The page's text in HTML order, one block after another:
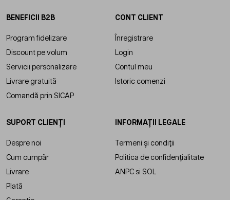
BENEFICII B2B
Program fidelizare
Discount pe volum
Servicii personalizare
Livrare gratuită
Comandă prin SICAP
CONT CLIENT
Înregistrare
Login
Contul meu
Istoric comenzi
SUPORT CLIENȚI
Despre noi
Cum cumpăr
Livrare
Plată
INFORMAȚII LEGALE
Termeni și condiții
Politica de confidențialitate
ANPC si SOL